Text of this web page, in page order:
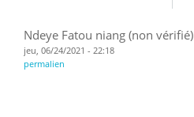
Ndeye Fatou niang (non vérifié)
jeu, 06/24/2021 - 22:18
permalien